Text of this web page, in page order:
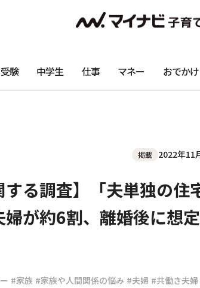
験 中学生 仕事 マネー おでかけ
掲載 2022年11
する調査】「夫単独の住
が約6割、離婚後に想
#家族 #家族や人間関係の悩み #夫婦 #共働き夫婦